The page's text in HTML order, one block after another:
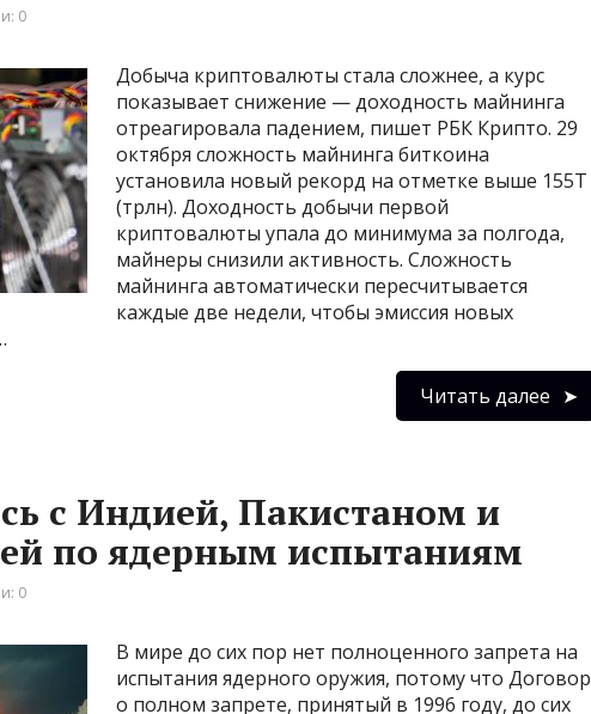
0
Добыча криптовалюты стала сложнее, а курс
показывает снижение — доходность майнинга
отреагировала падением, пишет РБК Крипто. 29
октября сложность майнинга биткоина
установила новый рекорд на отметке выше 155Т
(трлн). Доходность добычи первой
криптовалюты упала до минимума за полгода,
майнеры снизили активность. Сложность
майнинга автоматически пересчитывается
каждые две недели, чтобы эмиссия новых
Читать далее
с Индией, Пакистаном и
по ядерным испытаниям
0
В мире до сих пор нет полноценного запрета на
испытания ядерного оружия, потому что Договор
о полном запрете, принятый в 1996 году, до сих